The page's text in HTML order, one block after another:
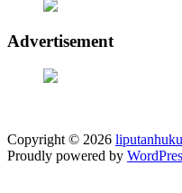
Advertisement
Copyright © 2026
Proudly powered by